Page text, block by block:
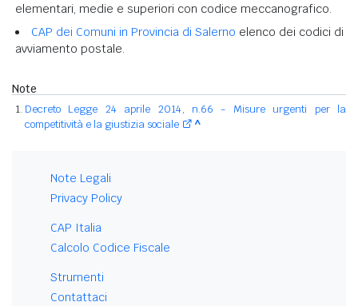
elementari, medie e superiori con codice meccanografico.
CAP dei Comuni in Provincia di Salerno elenco dei codici di
avviamento postale.
Note
Decreto Legge 24 aprile 2014, n.66 - Misure urgenti per la
competitività e la giustizia sociale
^
Note Legali
Privacy Policy
CAP Italia
Calcolo Codice Fiscale
Strumenti
Contattaci